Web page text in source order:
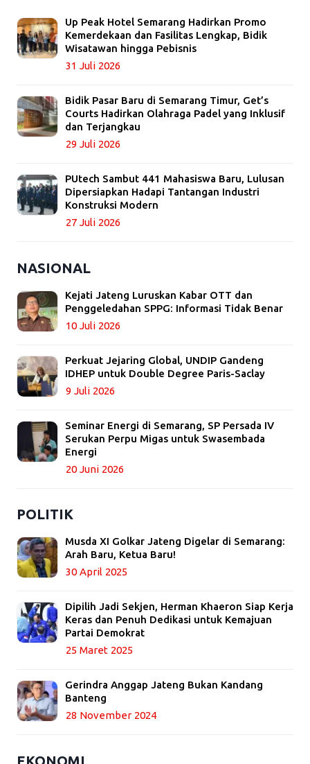
Up Peak Hotel Semarang Hadirkan Promo
Kemerdekaan dan Fasilitas Lengkap, Bidik
Wisatawan hingga Pebisnis
31 Juli 2026
Bidik Pasar Baru di Semarang Timur, Get’s
Courts Hadirkan Olahraga Padel yang Inklusif
dan Terjangkau
29 Juli 2026
PUtech Sambut 441 Mahasiswa Baru, Lulusan
Dipersiapkan Hadapi Tantangan Industri
Konstruksi Modern
27 Juli 2026
NASIONAL
Kejati Jateng Luruskan Kabar OTT dan
Penggeledahan SPPG: Informasi Tidak Benar
10 Juli 2026
Perkuat Jejaring Global, UNDIP Gandeng
IDHEP untuk Double Degree Paris-Saclay
9 Juli 2026
Seminar Energi di Semarang, SP Persada IV
Serukan Perpu Migas untuk Swasembada
Energi
20 Juni 2026
POLITIK
Musda XI Golkar Jateng Digelar di Semarang:
Arah Baru, Ketua Baru!
30 April 2025
Dipilih Jadi Sekjen, Herman Khaeron Siap Kerja
Keras dan Penuh Dedikasi untuk Kemajuan
Partai Demokrat
25 Maret 2025
Gerindra Anggap Jateng Bukan Kandang
Banteng
28 November 2024